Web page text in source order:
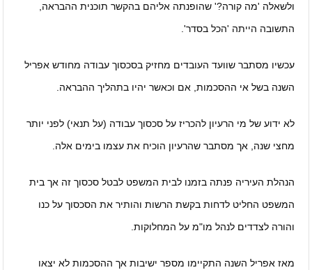
ולשאלה 'מה קורה?' שהופנתה אליהם בהקשר תוכנית ההבראה,
התשובה הייתה 'הכל בסדר'.
עכשיו מסתבר שוועד העובדים מחזיק בסכסוך עבודה מחודש אפריל
השנה בשל אי ההסכמות, אם וכאשר יהיו בתהליך ההבראה.
לא ידוע של מי הרעיון להכריז על סכסוך עבודה (על תנאי) לפני יותר
מחצי שנה, אך מסתבר שהרעיון הוכיח את עצמו בימים אלה.
הנהלת העיריה פנתה בזמנו לבית המשפט לבטל סכסוך זה אך בית
המשפט החליט לדחות בקשת הרשות והותיר את הסכסוך על כנו
והורה לצדדים לנהל מו"מ על המחלוקות.
מאז אפריל השנה התקיימו מספר ישיבות אך ההסכמות לא יצאו